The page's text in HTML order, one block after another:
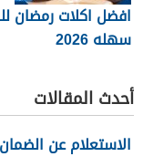
افضل اكلات رمضان
سهله 2026
أحدث المقالات
الاستعلام عن الضمان